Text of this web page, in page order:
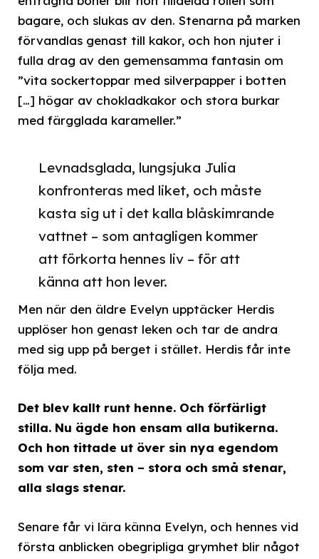
bagare, och slukas av den. Stenarna på marken
förvandlas genast till kakor, och hon njuter i
fulla drag av den gemensamma fantasin om
”vita sockertoppar med silverpapper i botten
[…] högar av chokladkakor och stora burkar
med färgglada karameller.”
Levnadsglada, lungsjuka Julia
konfronteras med liket, och måste
kasta sig ut i det kalla blåskimrande
vattnet – som antagligen kommer
att förkorta hennes liv – för att
känna att hon lever.
Men när den äldre Evelyn upptäcker Herdis
upplöser hon genast leken och tar de andra
med sig upp på berget i stället. Herdis får inte
följa med.
Det blev kallt runt henne. Och förfärligt
stilla. Nu ägde hon ensam alla butikerna.
Och hon tittade ut över sin nya egendom
som var sten, sten – stora och små stenar,
alla slags stenar.
Senare får vi lära känna Evelyn, och hennes vid
första anblicken obegripliga grymhet blir något